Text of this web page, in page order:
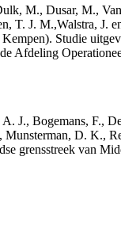
M., Dusar, M.,
T. J. M.,Walstra, J.
Studie
Afdeling
J., Bogemans, F.,
D. K.,
grensstreek van